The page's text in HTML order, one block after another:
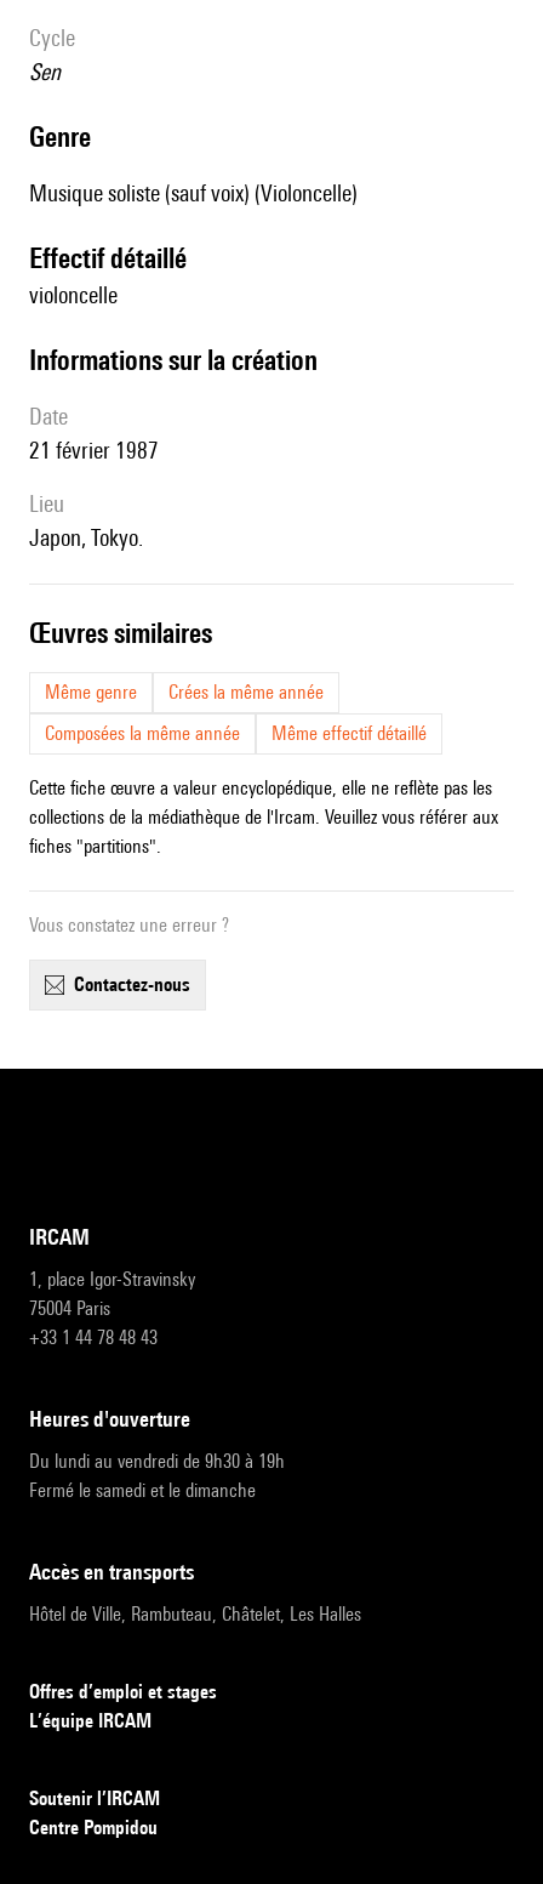
Cycle
Sen
genre
Musique soliste (sauf voix) (Violoncelle)
effectif détaillé
violoncelle
informations sur la création
date
21 février 1987
lieu
Japon, Tokyo.
œuvres similaires
Même genre
Crées la même année
Composées la même année
Même effectif détaillé
Cette fiche œuvre a valeur encyclopédique, elle ne reflète pas les
collections de la médiathèque de l'Ircam. Veuillez vous référer aux
fiches "partitions".
Vous constatez une erreur ?
contactez-nous
IRCAM
1, place Igor-Stravinsky
75004 Paris
+33 1 44 78 48 43
heures d'ouverture
Du lundi au vendredi de 9h30 à 19h
Fermé le samedi et le dimanche
accès en transports
Hôtel de Ville, Rambuteau, Châtelet, Les Halles
Offres d’emploi et stages
L’équipe IRCAM
Soutenir l’IRCAM
Centre Pompidou